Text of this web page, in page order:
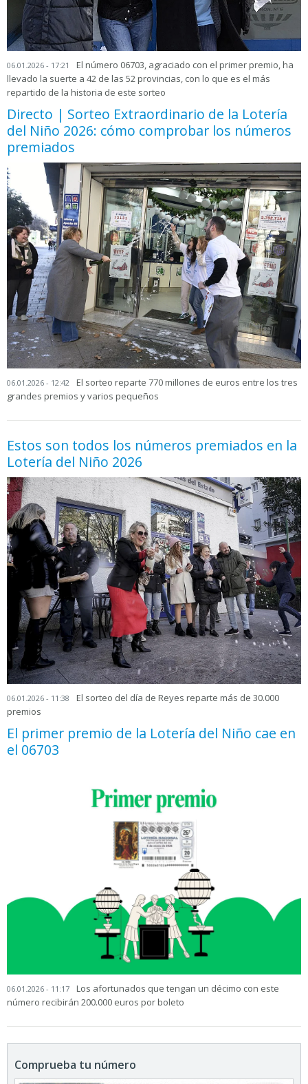
06.01.2026 - 17:21
El número 06703, agraciado con el primer premio, ha
llevado la suerte a 42 de las 52 provincias, con lo que es el más
repartido de la historia de este sorteo
Directo | Sorteo Extraordinario de la Lotería
del Niño 2026: cómo comprobar los números
premiados
06.01.2026 - 12:42
El sorteo reparte 770 millones de euros entre los tres
grandes premios y varios pequeños
Estos son todos los números premiados en la
Lotería del Niño 2026
06.01.2026 - 11:38
El sorteo del día de Reyes reparte más de 30.000
premios
El primer premio de la Lotería del Niño cae en
el 06703
06.01.2026 - 11:17
Los afortunados que tengan un décimo con este
número recibirán 200.000 euros por boleto
Comprueba tu número